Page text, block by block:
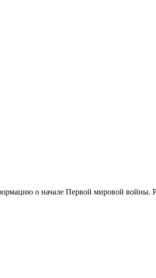
о начале Первой мировой войны.